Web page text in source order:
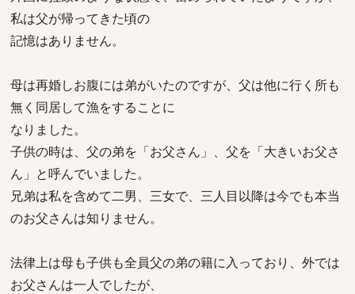
私は父が帰ってきた頃の
記憶はありません。
母は再婚しお腹には弟がいたのですが、父は他に行く所も
無く同居して漁をすることに
なりました。
子供の時は、父の弟を「お父さん」、父を「大きいお父さ
ん」と呼んでいました。
兄弟は私を含めて二男、三女で、三人目以降は今でも本当
のお父さんは知りません。
法律上は母も子供も全員父の弟の籍に入っており、外では
お父さんは一人でしたが、